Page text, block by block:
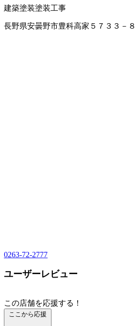
建築塗装塗装工事
長野県安曇野市豊科高家５７３３－８
0263-72-2777
ユーザーレビュー
この店舗を応援する！
ここから応援